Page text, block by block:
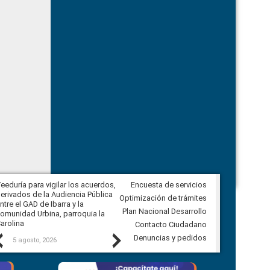
Previous
para vigilar los acuerdos,
de la Audiencia Pública
el GAD de Ibarra y la
Urbina, parroquia la
5 agosto, 2026
CPCCS convoca a Veeduría
Ciudadana para vigilar el concurso
5 agosto, 2026
Next
Encuesta de servicios
Optimización de trámites
Plan Nacional Desarrollo
Contacto Ciudadano
Denuncias y pedidos